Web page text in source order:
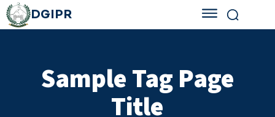
DGIPR
Sample Tag Page
Title